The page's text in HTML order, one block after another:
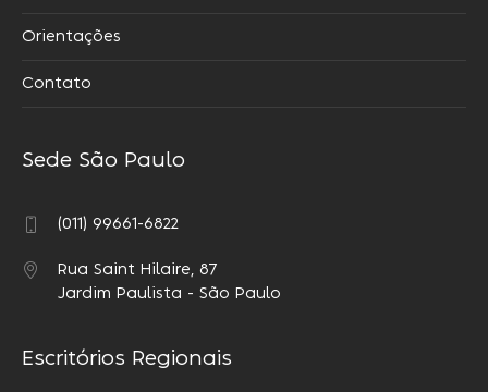
Orientações
Contato
Sede São Paulo
(011) 99661-6822
Rua Saint Hilaire, 87
Jardim Paulista - São Paulo
Escritórios Regionais